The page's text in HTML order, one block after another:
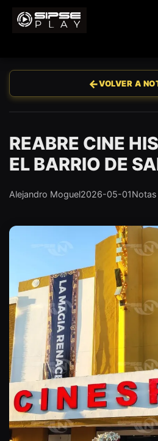
←VOLVER A
REABRE CINE
EL BARRIO DE
Alejandro Moguel2026-05-01